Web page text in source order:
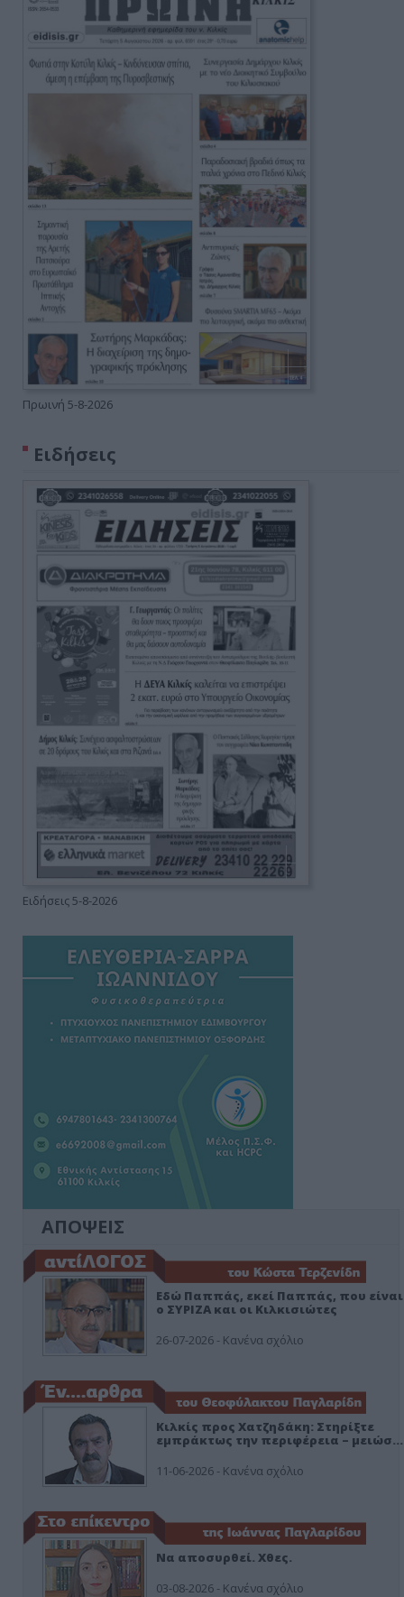
Πρωινή 5-8-2026
Ειδήσεις
Ειδήσεις 5-8-2026
ΑΠΟΨΕΙΣ
Εδώ Παππάς, εκεί Παππάς, που είναι
ο ΣΥΡΙΖΑ και οι Κιλκισιώτες
26-07-2026 - Κανένα σχόλιο
Κιλκίς προς Χατζηδάκη: Στηρίξτε
εμπράκτως την περιφέρεια – μειώσ…
11-06-2026 - Κανένα σχόλιο
Να αποσυρθεί. Χθες.
03-08-2026 - Κανένα σχόλιο